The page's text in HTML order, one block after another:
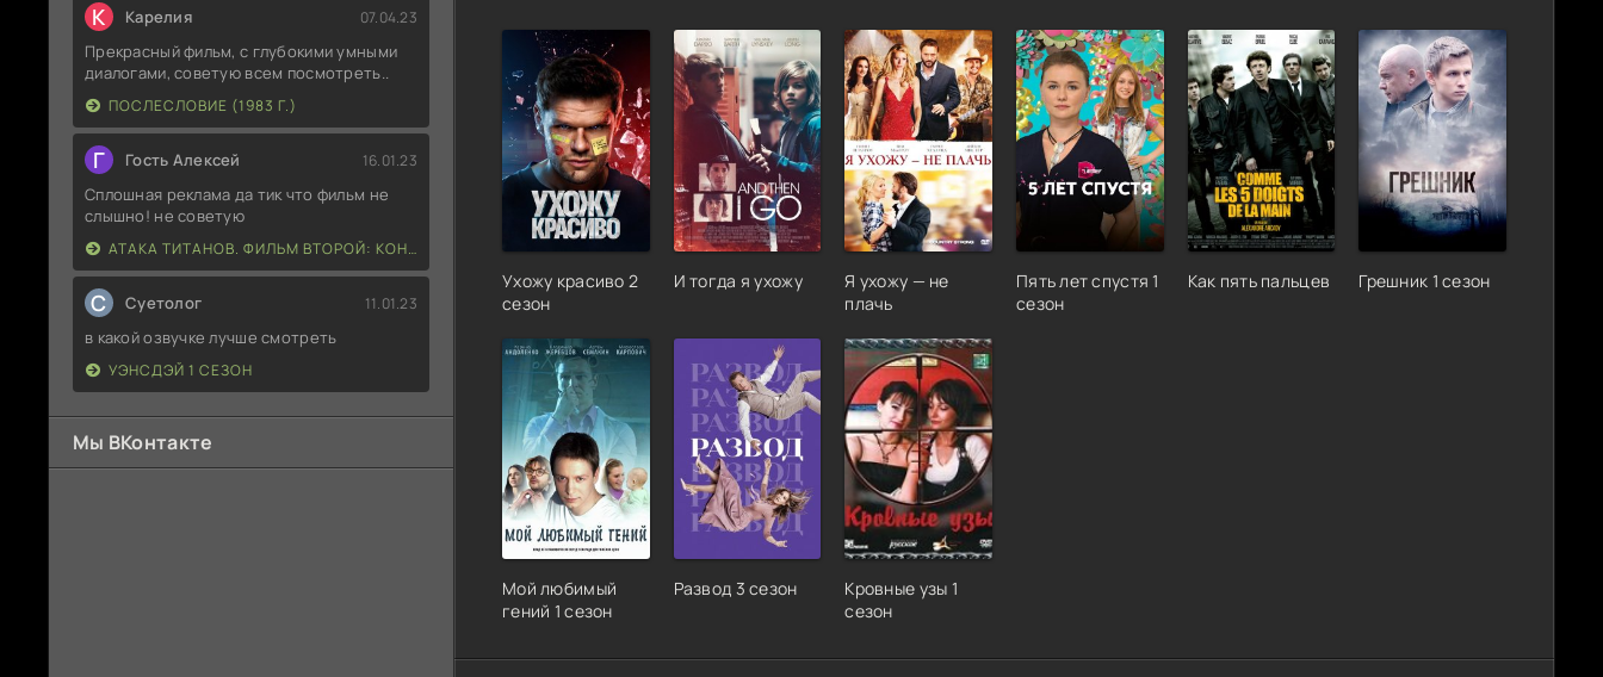
К Карелия 07.04.23
Прекрасный фильм, с глубокими умными
диалогами, советую всем посмотреть..
ПОСЛЕСЛОВИЕ (1983 Г.)
Г Гость Алексей 16.01.23
Сплошная реклама да тик что фильм не
слышно! не советую
АТАКА ТИТАНОВ. ФИЛЬМ ВТОРОЙ: КОНЕЦ СВЕТА
С Суетолог 11.01.23
в какой озвучке лучше смотреть
УЭНСДЭЙ 1 СЕЗОН
Мы ВКонтакте
Ухожу красиво 2
сезон
И тогда я ухожу
Я ухожу — не
плачь
Пять лет спустя 1
сезон
Как пять пальцев Грешник 1 сезон
Мой любимый
гений 1 сезон
Развод 3 сезон
Кровные узы 1
сезон